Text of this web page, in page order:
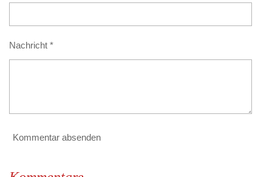
Nachricht *
Kommentar absenden